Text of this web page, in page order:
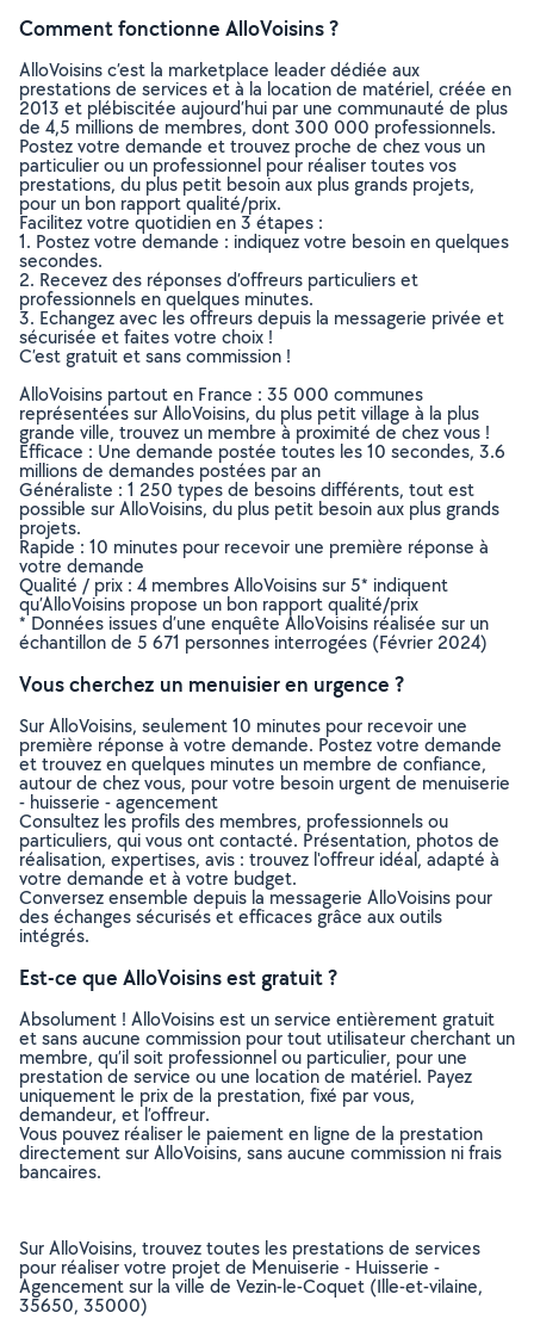
Comment fonctionne AlloVoisins ?
AlloVoisins c’est la marketplace leader dédiée aux
prestations de services et à la location de matériel, créée en
2013 et plébiscitée aujourd’hui par une communauté de plus
de 4,5 millions de membres, dont 300 000 professionnels.
Postez votre demande et trouvez proche de chez vous un
particulier ou un professionnel pour réaliser toutes vos
prestations, du plus petit besoin aux plus grands projets,
pour un bon rapport qualité/prix.
Facilitez votre quotidien en 3 étapes :
1. Postez votre demande : indiquez votre besoin en quelques
secondes.
2. Recevez des réponses d’offreurs particuliers et
professionnels en quelques minutes.
3. Echangez avec les offreurs depuis la messagerie privée et
sécurisée et faites votre choix !
C’est gratuit et sans commission !
AlloVoisins partout en France : 35 000 communes
représentées sur AlloVoisins, du plus petit village à la plus
grande ville, trouvez un membre à proximité de chez vous !
Efficace : Une demande postée toutes les 10 secondes, 3.6
millions de demandes postées par an
Généraliste : 1 250 types de besoins différents, tout est
possible sur AlloVoisins, du plus petit besoin aux plus grands
projets.
Rapide : 10 minutes pour recevoir une première réponse à
votre demande
Qualité / prix : 4 membres AlloVoisins sur 5* indiquent
qu’AlloVoisins propose un bon rapport qualité/prix
* Données issues d’une enquête AlloVoisins réalisée sur un
échantillon de 5 671 personnes interrogées (Février 2024)
Vous cherchez un menuisier en urgence ?
Sur AlloVoisins, seulement 10 minutes pour recevoir une
première réponse à votre demande. Postez votre demande
et trouvez en quelques minutes un membre de confiance,
autour de chez vous, pour votre besoin urgent de menuiserie
- huisserie - agencement
Consultez les profils des membres, professionnels ou
particuliers, qui vous ont contacté. Présentation, photos de
réalisation, expertises, avis : trouvez l'offreur idéal, adapté à
votre demande et à votre budget.
Conversez ensemble depuis la messagerie AlloVoisins pour
des échanges sécurisés et efficaces grâce aux outils
intégrés.
Est-ce que AlloVoisins est gratuit ?
Absolument ! AlloVoisins est un service entièrement gratuit
et sans aucune commission pour tout utilisateur cherchant un
membre, qu’il soit professionnel ou particulier, pour une
prestation de service ou une location de matériel. Payez
uniquement le prix de la prestation, fixé par vous,
demandeur, et l’offreur.
Vous pouvez réaliser le paiement en ligne de la prestation
directement sur AlloVoisins, sans aucune commission ni frais
bancaires.
Sur AlloVoisins, trouvez toutes les prestations de services
pour réaliser votre projet de Menuiserie - Huisserie -
Agencement sur la ville de Vezin-le-Coquet (Ille-et-vilaine,
35650, 35000)